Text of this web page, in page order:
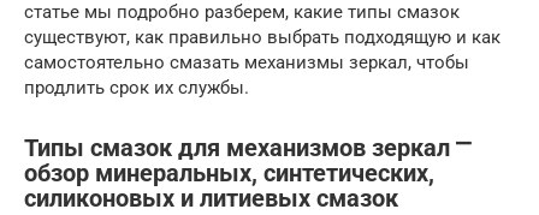
статье мы подробно разберем, какие типы смазок
существуют, как правильно выбрать подходящую и как
самостоятельно смазать механизмы зеркал, чтобы
продлить срок их службы.
Типы смазок для механизмов зеркал ⎻
обзор минеральных, синтетических,
силиконовых и литиевых смазок